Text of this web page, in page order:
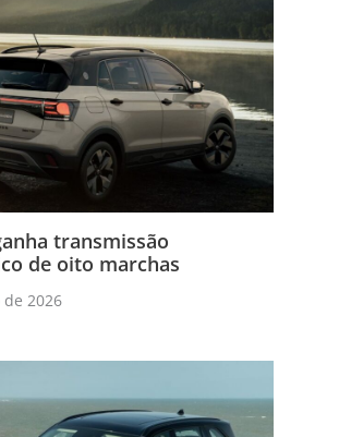
transmissão
de oito marchas
2026